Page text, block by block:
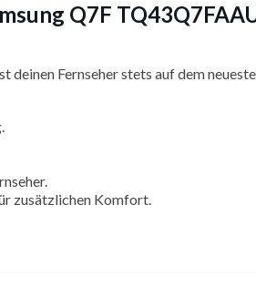
Q7F
Fernseher stets auf dem
zusätzlichen Komfort.